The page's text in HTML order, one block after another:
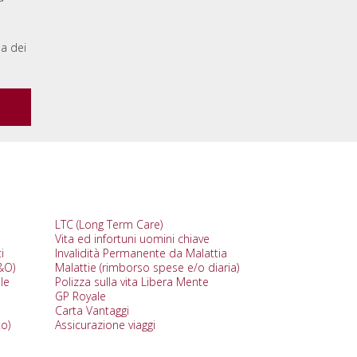
dei
LTC (Long Term Care)
Vita ed infortuni uomini chiave
Invalidità Permanente da Malattia
Malattie (rimborso spese e/o diaria)
Polizza sulla vita Libera Mente
GP Royale
Carta Vantaggi
Assicurazione viaggi